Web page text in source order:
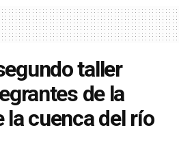
taller
de la
la cuenca del río